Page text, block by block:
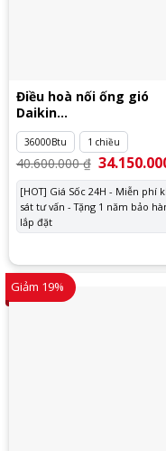
Điều hoà nối ống gió
Daikin
FDMNQ36MV1/
36000Btu 1 chiều
40.600.000₫ Giá
gốc
là:
40.600.000
[HOT] Giá Sốc 24H - Miễn phí
sát tư vấn - Tặng 1 năm bảo
lắp đặt
Giảm 19%